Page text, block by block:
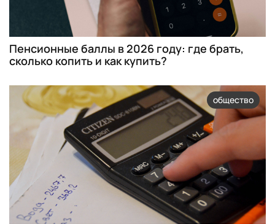
Пенсионные баллы в 2026 году: где брать,
сколько копить и как купить?
общество